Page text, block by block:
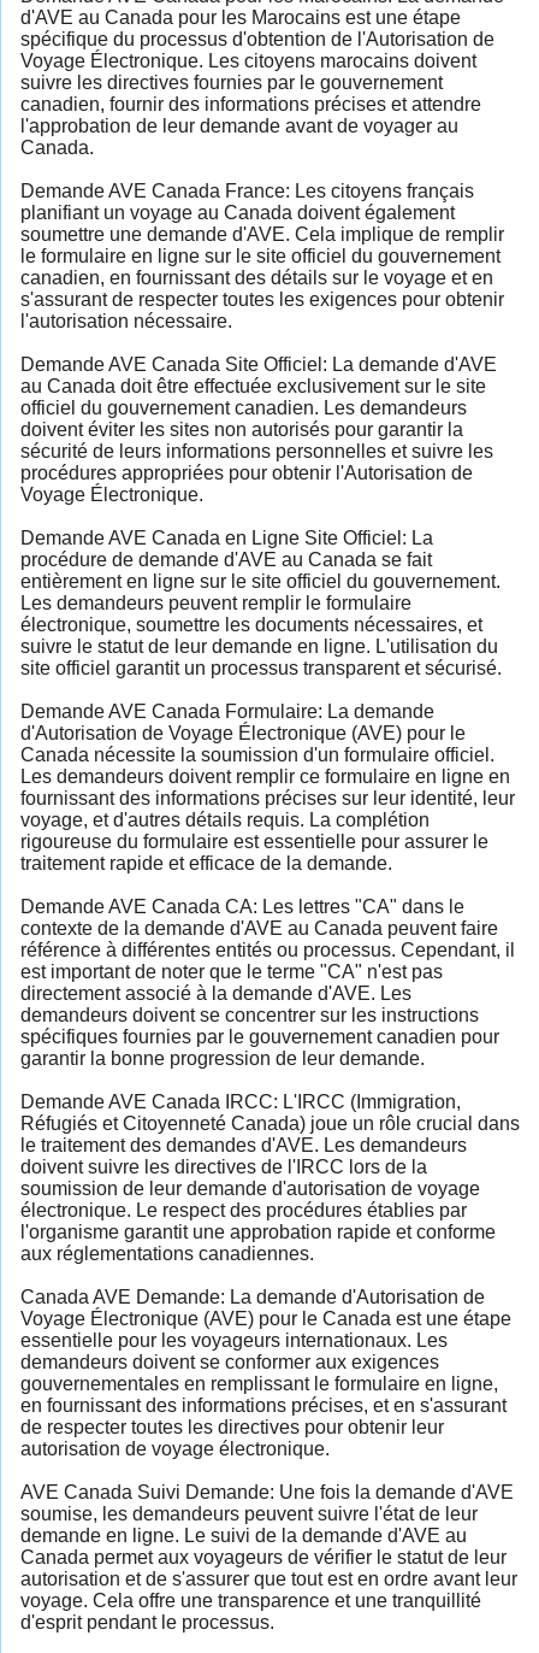
d'AVE au Canada pour les Marocains est une étape
spécifique du processus d'obtention de l'Autorisation de
Voyage Électronique. Les citoyens marocains doivent
suivre les directives fournies par le gouvernement
canadien, fournir des informations précises et attendre
l'approbation de leur demande avant de voyager au
Canada.
Demande AVE Canada France: Les citoyens français
planifiant un voyage au Canada doivent également
soumettre une demande d'AVE. Cela implique de remplir
le formulaire en ligne sur le site officiel du gouvernement
canadien, en fournissant des détails sur le voyage et en
s'assurant de respecter toutes les exigences pour obtenir
l'autorisation nécessaire.
Demande AVE Canada Site Officiel: La demande d'AVE
au Canada doit être effectuée exclusivement sur le site
officiel du gouvernement canadien. Les demandeurs
doivent éviter les sites non autorisés pour garantir la
sécurité de leurs informations personnelles et suivre les
procédures appropriées pour obtenir l'Autorisation de
Voyage Électronique.
Demande AVE Canada en Ligne Site Officiel: La
procédure de demande d'AVE au Canada se fait
entièrement en ligne sur le site officiel du gouvernement.
Les demandeurs peuvent remplir le formulaire
électronique, soumettre les documents nécessaires, et
suivre le statut de leur demande en ligne. L'utilisation du
site officiel garantit un processus transparent et sécurisé.
Demande AVE Canada Formulaire: La demande
d'Autorisation de Voyage Électronique (AVE) pour le
Canada nécessite la soumission d'un formulaire officiel.
Les demandeurs doivent remplir ce formulaire en ligne en
fournissant des informations précises sur leur identité, leur
voyage, et d'autres détails requis. La complétion
rigoureuse du formulaire est essentielle pour assurer le
traitement rapide et efficace de la demande.
Demande AVE Canada CA: Les lettres "CA" dans le
contexte de la demande d'AVE au Canada peuvent faire
référence à différentes entités ou processus. Cependant, il
est important de noter que le terme "CA" n'est pas
directement associé à la demande d'AVE. Les
demandeurs doivent se concentrer sur les instructions
spécifiques fournies par le gouvernement canadien pour
garantir la bonne progression de leur demande.
Demande AVE Canada IRCC: L'IRCC (Immigration,
Réfugiés et Citoyenneté Canada) joue un rôle crucial dans
le traitement des demandes d'AVE. Les demandeurs
doivent suivre les directives de l'IRCC lors de la
soumission de leur demande d'autorisation de voyage
électronique. Le respect des procédures établies par
l'organisme garantit une approbation rapide et conforme
aux réglementations canadiennes.
Canada AVE Demande: La demande d'Autorisation de
Voyage Électronique (AVE) pour le Canada est une étape
essentielle pour les voyageurs internationaux. Les
demandeurs doivent se conformer aux exigences
gouvernementales en remplissant le formulaire en ligne,
en fournissant des informations précises, et en s'assurant
de respecter toutes les directives pour obtenir leur
autorisation de voyage électronique.
AVE Canada Suivi Demande: Une fois la demande d'AVE
soumise, les demandeurs peuvent suivre l'état de leur
demande en ligne. Le suivi de la demande d'AVE au
Canada permet aux voyageurs de vérifier le statut de leur
autorisation et de s'assurer que tout est en ordre avant leur
voyage. Cela offre une transparence et une tranquillité
d'esprit pendant le processus.